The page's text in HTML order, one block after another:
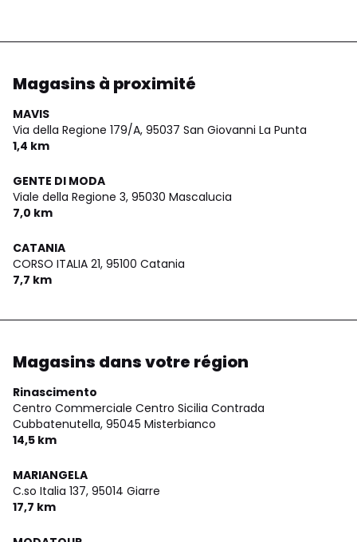
Magasins à proximité
MAVIS
Via della Regione 179/A, 95037 San Giovanni La Punta
1,4 km
GENTE DI MODA
Viale della Regione 3, 95030 Mascalucia
7,0 km
CATANIA
CORSO ITALIA 21, 95100 Catania
7,7 km
Magasins dans votre région
Rinascimento
Centro Commerciale Centro Sicilia Contrada
Cubbatenutella, 95045 Misterbianco
14,5 km
MARIANGELA
C.so Italia 137, 95014 Giarre
17,7 km